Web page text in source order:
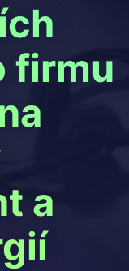
firmu
a